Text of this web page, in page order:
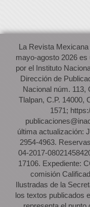
La Revista
mayo-agosto 2026
por el Instituto
Dirección de
Nacional núm. 113,
Tlalpan, C.P. 14000,
1571;
última actualización:
2954-4963.
04-2017-
17106. Expediente:
comisión
Ilustradas de la
los textos publicados